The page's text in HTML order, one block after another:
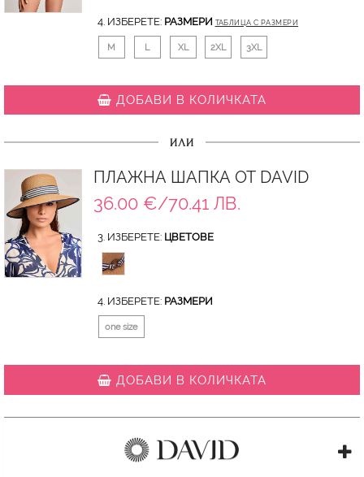
4. ИЗБЕРЕТЕ: РАЗМЕРИ ТАБЛИЦА С РАЗМЕРИ
M L XL 2XL 3XL
ДОБАВИ В КОЛИЧКАТА
ИЛИ
ПЛАЖНА ШАПКА ОТ DAVID
36.00 €/70.41 ЛВ.
3. ИЗБЕРЕТЕ: ЦВЕТОВЕ
4. ИЗБЕРЕТЕ: РАЗМЕРИ
one size
ДОБАВИ В КОЛИЧКАТА